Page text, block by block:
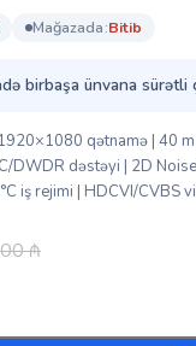
mağazada: bi̇ti̇b
birbaşa ünvana sürətli
qətnamə | 40
DWDR dəstəyi | 2D
iş rejimi | HDCVI/CVBS
₼